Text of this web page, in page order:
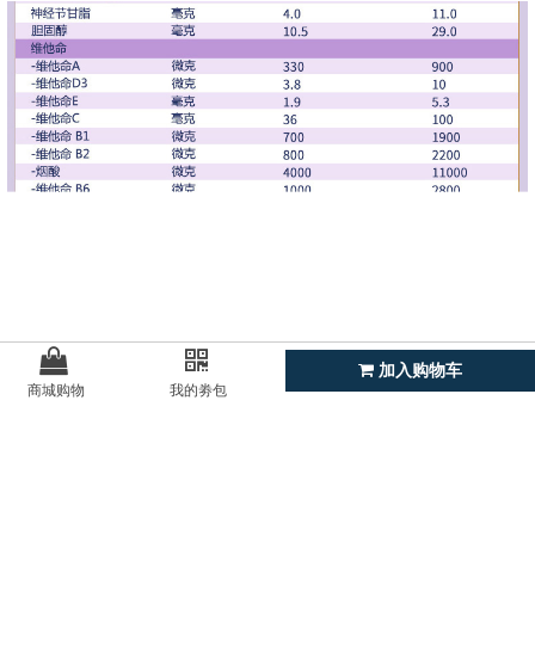
商城购物 我的劵包
加入购物车